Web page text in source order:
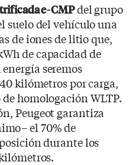
e-CMPdel grupo
suelo del vehículo una
de iones de litio que,
de capacidad de
seremos
kilómetros por carga,
homologación WLTP.
Peugeot garantiza
el 70% de
durante los